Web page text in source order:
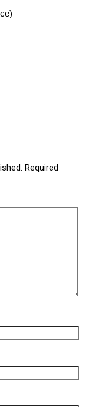
Required